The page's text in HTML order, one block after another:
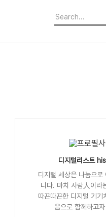
디지털리스트
디지털 세상은 나눔으로
니다. 마치 사람人이라
따끈따끈한 디지털 기기
음으로 함께하고